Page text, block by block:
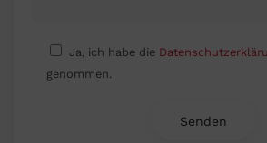
Ja, ich habe die
genommen.